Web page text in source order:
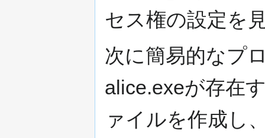
セス権の設定を
次に簡易的なプ
alice.exeが存在
ァイルを作成し